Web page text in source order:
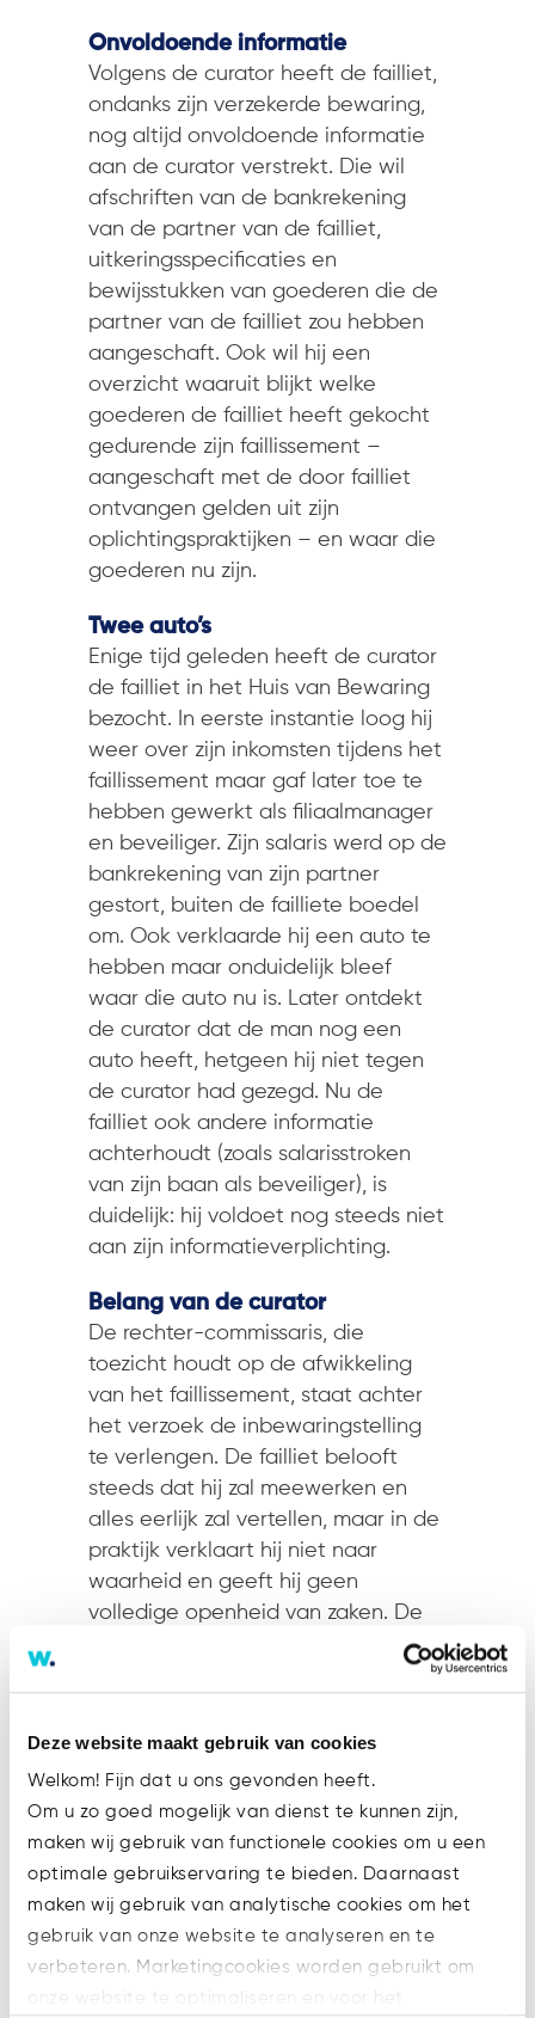
Deze website maakt gebruik van cookies
Welkom! Fijn dat u ons gevonden heeft.
Om u zo goed mogelijk van dienst te kunnen zijn,
maken wij gebruik van functionele cookies om u een
optimale gebruikservaring te bieden. Daarnaast
maken wij gebruik van analytische cookies om het
gebruik van onze website te analyseren en te
verbeteren. Marketingcookies worden gebruikt om
Onvoldoende informatie
Volgens de curator heeft de failliet,
ondanks zijn verzekerde bewaring,
nog altijd onvoldoende informatie
aan de curator verstrekt. Die wil
afschriften van de bankrekening
van de partner van de failliet,
uitkeringsspecificaties en
bewijsstukken van goederen die de
partner van de failliet zou hebben
aangeschaft. Ook wil hij een
overzicht waaruit blijkt welke
goederen de failliet heeft gekocht
gedurende zijn faillissement –
aangeschaft met de door failliet
ontvangen gelden uit zijn
oplichtingspraktijken – en waar die
goederen nu zijn.
Twee auto’s
Enige tijd geleden heeft de curator
de failliet in het Huis van Bewaring
bezocht. In eerste instantie loog hij
weer over zijn inkomsten tijdens het
faillissement maar gaf later toe te
hebben gewerkt als filiaalmanager
en beveiliger. Zijn salaris werd op de
bankrekening van zijn partner
gestort, buiten de failliete boedel
om. Ook verklaarde hij een auto te
hebben maar onduidelijk bleef
waar die auto nu is. Later ontdekt
de curator dat de man nog een
auto heeft, hetgeen hij niet tegen
de curator had gezegd. Nu de
failliet ook andere informatie
achterhoudt (zoals salarisstroken
van zijn baan als beveiliger), is
duidelijk: hij voldoet nog steeds niet
aan zijn informatieverplichting.
Belang van de curator
De rechter-commissaris, die
toezicht houdt op de afwikkeling
van het faillissement, staat achter
het verzoek de inbewaringstelling
te verlengen. De failliet belooft
steeds dat hij zal meewerken en
alles eerlijk zal vertellen, maar in de
praktijk verklaart hij niet naar
waarheid en geeft hij geen
volledige openheid van zaken. De
man moet worden gedwongen de
verzekerde bewaring is daarvoor
een geschikt middel. Daarom moet
de termijn van de bewaring met
dertig dagen worden verlengd.
Volgens de rechter-commissaris
weegt het belang van de curator bij
voortzetting van de gijzeling om de
benodigde inlichtingen te
verkrijgen, zwaarder dan het belang